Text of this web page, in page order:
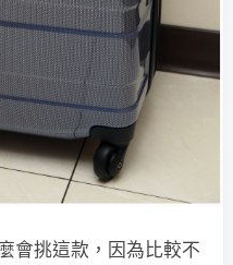
會挑這款，因為比較不